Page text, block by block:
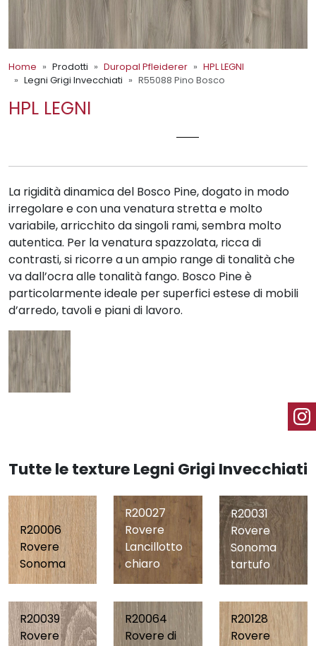
Home Prodotti Duropal Pfleiderer
HPL LEGNI
Legni Grigi Invecchiati
R55088 Pino Bosco
HPL LEGNI
La rigidità dinamica del Bosco Pine, dogato in modo
irregolare e con una venatura stretta e molto
variabile, arricchito da singoli rami, sembra molto
autentica. Per la venatura spazzolata, ricca di
contrasti, si ricorre a un ampio range di tonalità che
va dall’ocra alle tonalità fango. Bosco Pine è
particolarmente ideale per superfici estese di mobili
d’arredo, tavoli e piani di lavoro.
Tutte le texture Legni Grigi Invecchiati
R20006
Rovere
Sonoma
R20027
Rovere
Lancillotto
chiaro
R20031
Rovere
Sonoma
tartufo
R20039
Rovere
R20064
Rovere di
R20128
Rovere